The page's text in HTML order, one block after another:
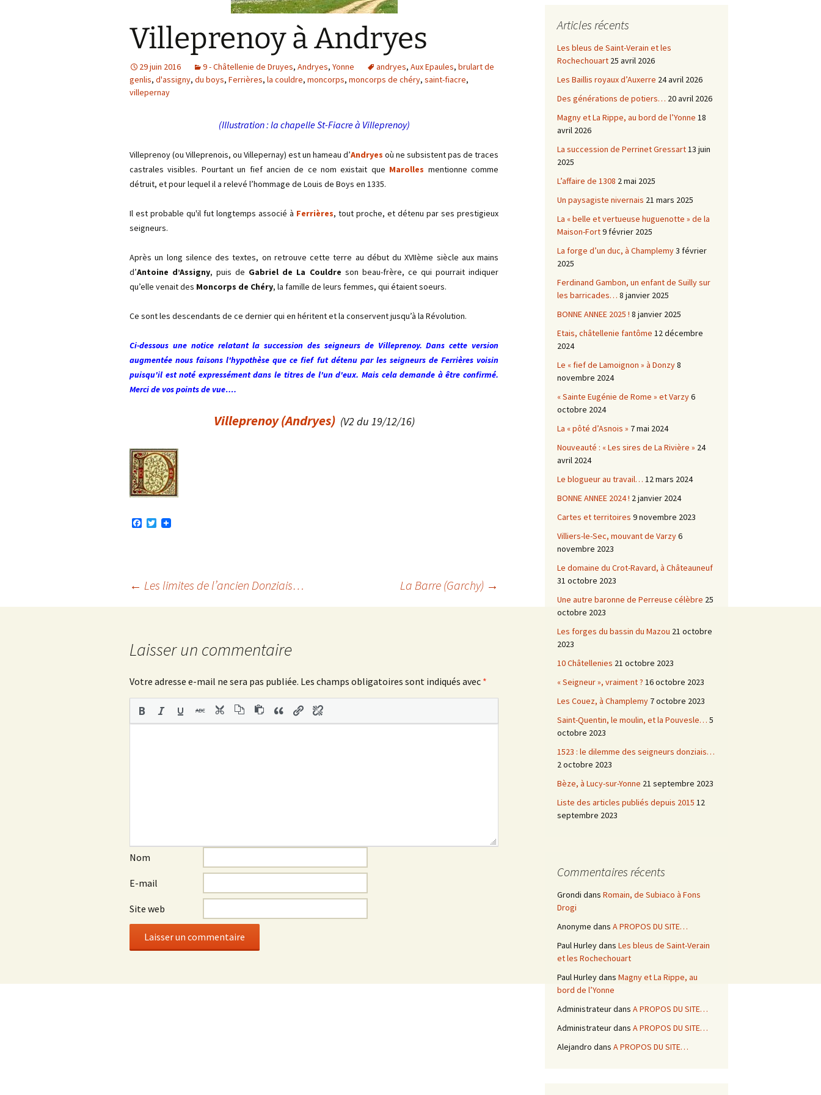
Comté d’Auxerre
Comté de Gien
Châtellenie d’Etais
Châtellenies de Corvol et
Billy
Châtellenie de Chatel-
Seigneuries voisines du
Villeprenoy à Andryes
29 juin 2016 9 - Châtellenie de Druyes, Andryes, Yonne andryes, Aux Epaules, brulart de
genlis, d'assigny, du boys, Ferrières, la couldre, moncorps, moncorps de chéry, saint-fiacre,
villepernay
(Illustration : la chapelle St-Fiacre à Villeprenoy)
Villeprenoy (ou Villeprenois, ou Villepernay) est un hameau d’Andryes où ne subsistent pas de traces
castrales visibles. Pourtant un fief ancien de ce nom existait que Marolles mentionne comme
détruit, et pour lequel il a relevé l’hommage de Louis de Boys en 1335.
Il est probable qu'il fut longtemps associé à Ferrières, tout proche, et détenu par ses prestigieux
seigneurs.
Après un long silence des textes, on retrouve cette terre au début du XVIIème siècle aux mains
d’Antoine d’Assigny, puis de Gabriel de La Couldre son beau-frère, ce qui pourrait indiquer
qu’elle venait des Moncorps de Chéry, la famille de leurs femmes, qui étaient soeurs.
Ce sont les descendants de ce dernier qui en héritent et la conservent jusqu’à la Révolution.
Ci-dessous une notice relatant la succession des seigneurs de Villeprenoy. Dans cette version
augmentée nous faisons l'hypothèse que ce fief fut détenu par les seigneurs de Ferrières voisin
puisqu'il est noté expressément dans le titres de l'un d'eux. Mais cela demande à être confirmé.
Merci de vos points de vue….
Villeprenoy (Andryes) (V2 du 19/12/16)
o
k
T
r
Navigation
← Les limites de l’ancien Donziais… La Barre (Garchy) →
Laisser un commentaire
Votre adresse e-mail ne sera pas publiée. Les champs obligatoires sont indiqués avec *
Nom
E-mail
Site web
Articles récents
Les bleus de Saint-Verain et les
Rochechouart 25 avril 2026
Les Baillis royaux d’Auxerre 24 avril 2026
Des générations de potiers… 20 avril 2026
Magny et La Rippe, au bord de l’Yonne 18
avril 2026
La succession de Perrinet Gressart13 juin
2025
L’affaire de 1308 2 mai 2025
Un paysagiste nivernais 21 mars 2025
La « belle et vertueuse huguenotte » de la
Maison-Fort9 février 2025
La forge d’un duc, à Champlemy3 février
2025
Ferdinand Gambon, un enfant de Suilly sur
les barricades… 8 janvier 2025
BONNE ANNEE 2025 ! 8 janvier 2025
Etais, châtellenie fantôme 12 décembre
2024
Le « fief de Lamoignon » à Donzy8
novembre 2024
« Sainte Eugénie de Rome » et Varzy6
octobre 2024
La « pôté d’Asnois » 7 mai 2024
Nouveauté : « Les sires de La Rivière » 24
avril 2024
Le blogueur au travail… 12 mars 2024
BONNE ANNEE 2024 ! 2 janvier 2024
Cartes et territoires 9 novembre 2023
Villiers-le-Sec, mouvant de Varzy6
novembre 2023
Le domaine du Crot-Ravard, à Châteauneuf
31 octobre 2023
Une autre baronne de Perreuse célèbre 25
octobre 2023
Les forges du bassin du Mazou 21 octobre
2023
10 Châtellenies 21 octobre 2023
« Seigneur », vraiment ? 16 octobre 2023
Les Couez, à Champlemy 7 octobre 2023
Saint-Quentin, le moulin, et la Pouvesle… 5
octobre 2023
1523 : le dilemme des seigneurs donziais…
2 octobre 2023
Bèze, à Lucy-sur-Yonne 21 septembre 2023
Liste des articles publiés depuis 2015 12
septembre 2023
Commentaires récents
Grondi dans Romain, de Subiaco à Fons
Drogi
Anonyme dans A PROPOS DU SITE…
Paul Hurleydans Les bleus de Saint-Verain
et les Rochechouart
Paul Hurleydans Magny et La Rippe, au
bord de l’Yonne
Administrateurdans A PROPOS DU SITE…
Administrateurdans A PROPOS DU SITE…
Alejandro dans A PROPOS DU SITE…